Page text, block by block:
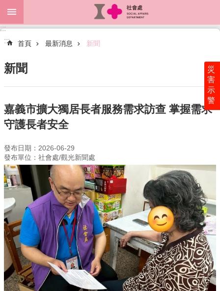
跳到主要內容區塊
進
階
關
於
本
最
新
消
息
為
民
服
務
資
訊
公
開
災
害
示
警
:::
:::
首頁 最新消息 新聞
新聞
嘉義市擴大獨居長者服務需求訪查 掌握需求
守護長者安全
發布日期：2026-06-29
發布單位：社會處/觀光新聞處